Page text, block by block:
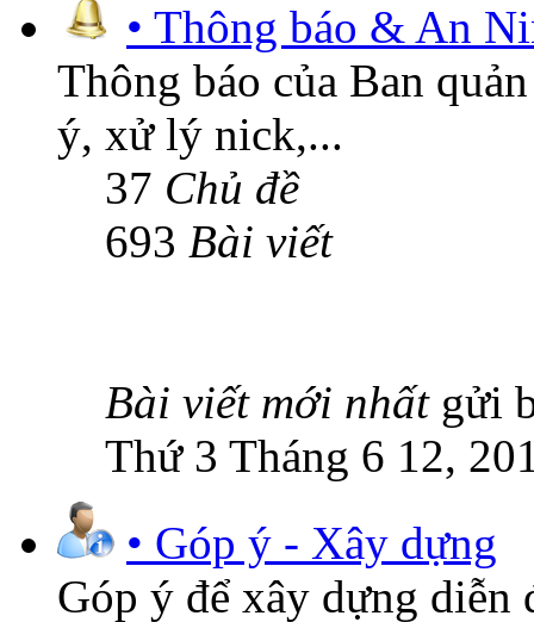
• Thông báo & An
Thông báo của Ban
ý, xử lý nick,...
37 Chủ đề
693 Bài viết
Bài viết mới nhấtgửi
Thứ 3 Tháng 6 12,
• Góp ý - Xây dựng
Góp ý để xây dựng diễn